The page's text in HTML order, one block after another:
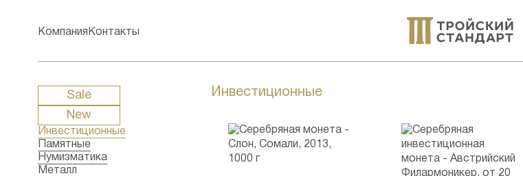
Компания Контакты
Sale
New
Инвестиционные
Памятные
Нумизматика
Металл
Инвестиционные